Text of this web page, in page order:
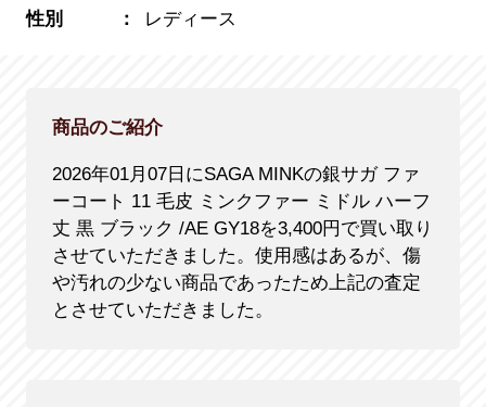
性別
レディース
商品のご紹介
2026年01月07日にSAGA MINKの銀サガ ファ
ーコート 11 毛皮 ミンクファー ミドル ハーフ
丈 黒 ブラック /AE GY18を3,400円で買い取り
させていただきました。使用感はあるが、傷
や汚れの少ない商品であったため上記の査定
とさせていただきました。